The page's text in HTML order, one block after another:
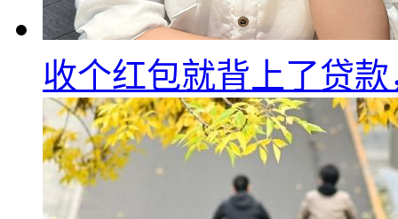
收个红包就背上了贷